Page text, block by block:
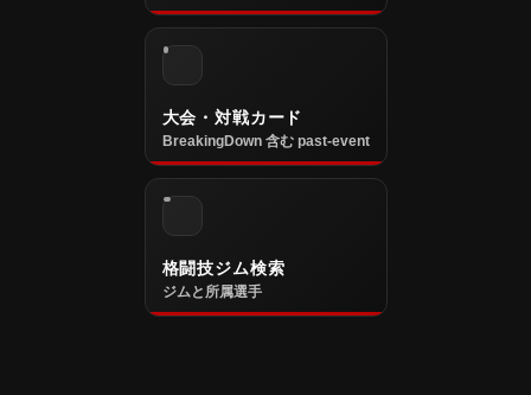
大会・対戦カード
BreakingDown 含む past-event
格闘技ジム検索
ジムと所属選手